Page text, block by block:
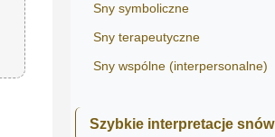
Sny symboliczne
Sny terapeutyczne
Sny wspólne (interpersonalne)
Szybkie interpretacje snów